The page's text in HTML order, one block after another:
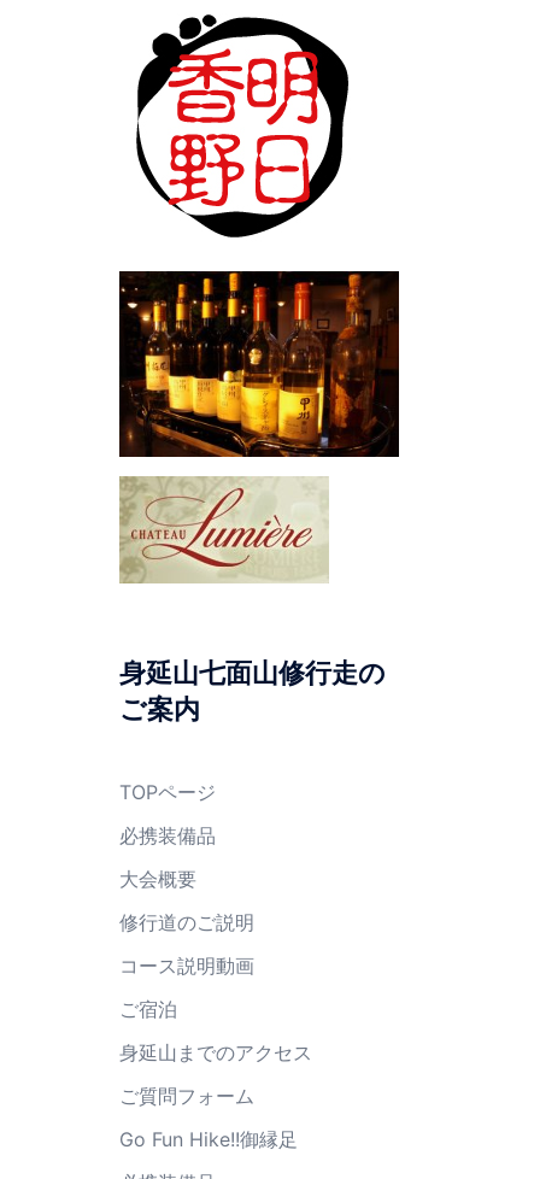
身延山七面山修行走の
ご案内
TOPページ
必携装備品
大会概要
修行道のご説明
コース説明動画
ご宿泊
身延山までのアクセス
ご質問フォーム
Go Fun Hike!!御縁足